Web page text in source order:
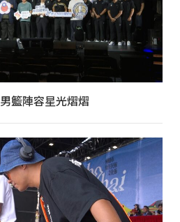
籃陣容星光熠熠